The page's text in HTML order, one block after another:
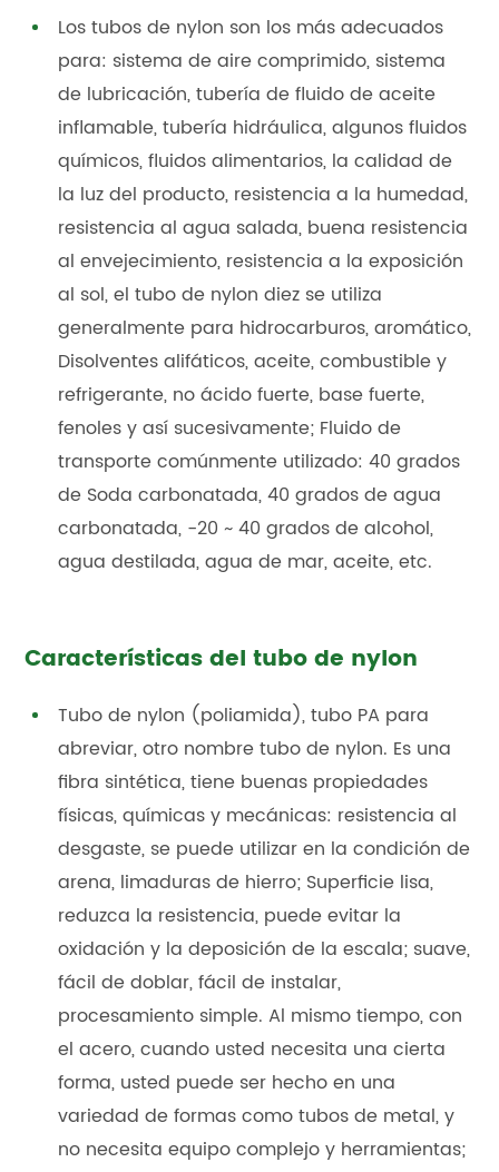
Los tubos de nylon son los más adecuados
para: sistema de aire comprimido, sistema
de lubricación, tubería de fluido de aceite
inflamable, tubería hidráulica, algunos fluidos
químicos, fluidos alimentarios, la calidad de
la luz del producto, resistencia a la humedad,
resistencia al agua salada, buena resistencia
al envejecimiento, resistencia a la exposición
al sol, el tubo de nylon diez se utiliza
generalmente para hidrocarburos, aromático,
Disolventes alifáticos, aceite, combustible y
refrigerante, no ácido fuerte, base fuerte,
fenoles y así sucesivamente; Fluido de
transporte comúnmente utilizado: 40 grados
de Soda carbonatada, 40 grados de agua
carbonatada, -20 ~ 40 grados de alcohol,
agua destilada, agua de mar, aceite, etc.
Características del tubo de nylon
Tubo de nylon (poliamida), tubo PA para
abreviar, otro nombre tubo de nylon. Es una
fibra sintética, tiene buenas propiedades
físicas, químicas y mecánicas: resistencia al
desgaste, se puede utilizar en la condición de
arena, limaduras de hierro; Superficie lisa,
reduzca la resistencia, puede evitar la
oxidación y la deposición de la escala; suave,
fácil de doblar, fácil de instalar,
procesamiento simple. Al mismo tiempo, con
el acero, cuando usted necesita una cierta
forma, usted puede ser hecho en una
variedad de formas como tubos de metal, y
no necesita equipo complejo y herramientas;